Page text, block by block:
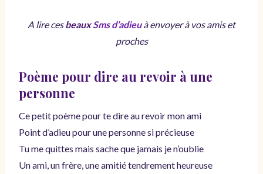
A lire cesbeauxSms d’adieuà envoyer à vos amis et
proches
Poème pour dire au revoir à une
personne
Ce petit poème pour te dire au revoir mon ami
Point d’adieu pour une personne si précieuse
Tu me quittes mais sache que jamais je n’oublie
Un ami, un frère, une amitié tendrement heureuse